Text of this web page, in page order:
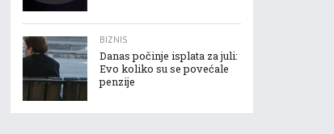
BIZNIS
Danas počinje isplata za juli:
Evo koliko su se povećale
penzije